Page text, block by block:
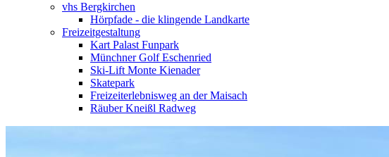
vhs Bergkirchen
Hörpfade - die klingende Landkarte
Freizeitgestaltung
Kart Palast Funpark
Münchner Golf Eschenried
Ski-Lift Monte Kienader
Skatepark
Freizeiterlebnisweg an der Maisach
Räuber Kneißl Radweg